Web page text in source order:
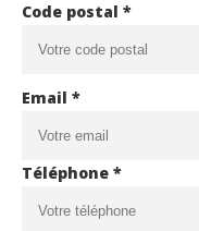
Code postal *
Email *
Téléphone *